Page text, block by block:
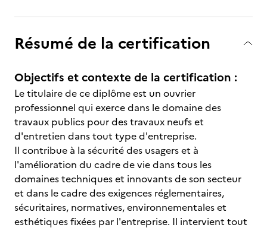
Résumé de la certification
Objectifs et contexte de la certification :
Le titulaire de ce diplôme est un ouvrier
professionnel qui exerce dans le domaine des
travaux publics pour des travaux neufs et
d'entretien dans tout type d'entreprise.
Il contribue à la sécurité des usagers et à
l'amélioration du cadre de vie dans tous les
domaines techniques et innovants de son secteur
et dans le cadre des exigences réglementaires,
sécuritaires, normatives, environnementales et
esthétiques fixées par l'entreprise. Il intervient tout